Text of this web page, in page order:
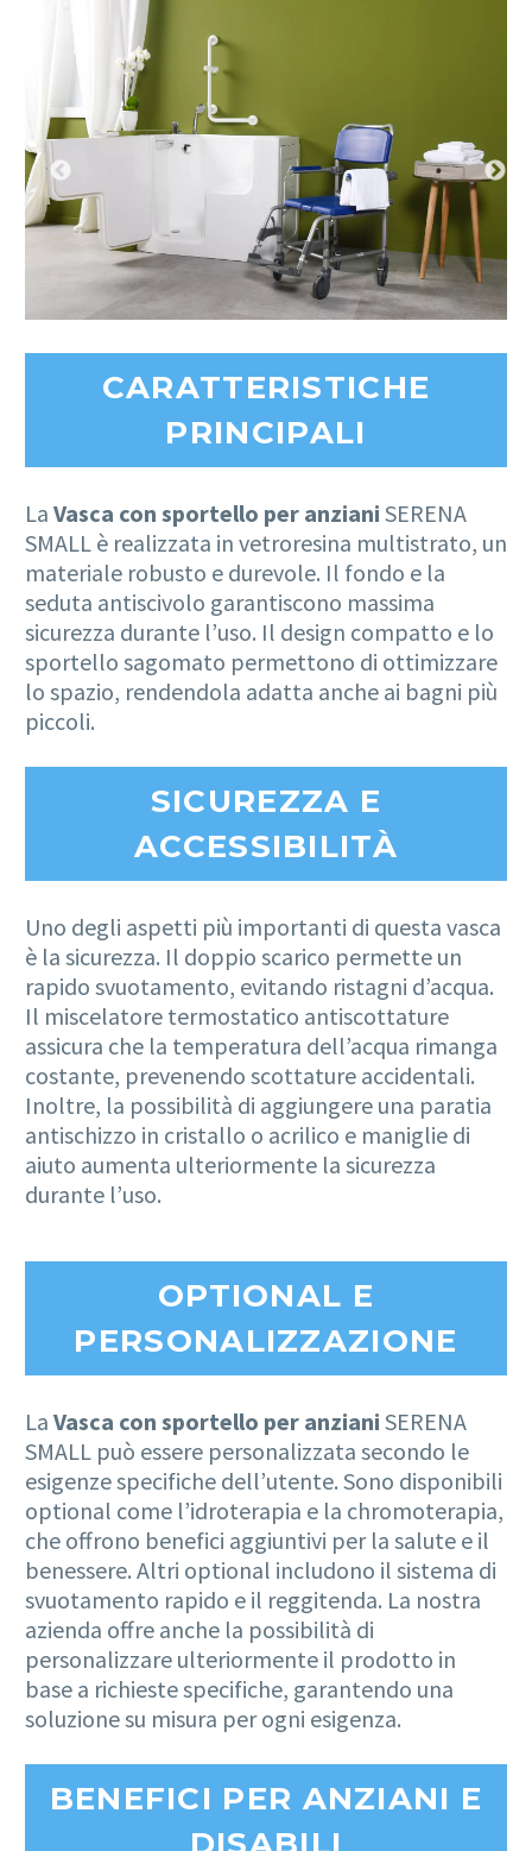
CARATTERISTICHE
PRINCIPALI
La Vasca con sportello per anziani SERENA
SMALL è realizzata in vetroresina multistrato, un
materiale robusto e durevole. Il fondo e la
seduta antiscivolo garantiscono massima
sicurezza durante l’uso. Il design compatto e lo
sportello sagomato permettono di ottimizzare
lo spazio, rendendola adatta anche ai bagni più
piccoli.
SICUREZZA E
ACCESSIBILITÀ
Uno degli aspetti più importanti di questa vasca
è la sicurezza. Il doppio scarico permette un
rapido svuotamento, evitando ristagni d’acqua.
Il miscelatore termostatico antiscottature
assicura che la temperatura dell’acqua rimanga
costante, prevenendo scottature accidentali.
Inoltre, la possibilità di aggiungere una paratia
antischizzo in cristallo o acrilico e maniglie di
aiuto aumenta ulteriormente la sicurezza
durante l’uso.
OPTIONAL E
PERSONALIZZAZIONE
La Vasca con sportello per anziani SERENA
SMALL può essere personalizzata secondo le
esigenze specifiche dell’utente. Sono disponibili
optional come l’idroterapia e la chromoterapia,
che offrono benefici aggiuntivi per la salute e il
benessere. Altri optional includono il sistema di
svuotamento rapido e il reggitenda. La nostra
azienda offre anche la possibilità di
personalizzare ulteriormente il prodotto in
base a richieste specifiche, garantendo una
soluzione su misura per ogni esigenza.
BENEFICI PER ANZIANI E